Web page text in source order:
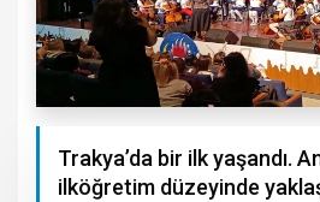
Trakya’da bir ilk yaşandı.
ilköğretim düzeyinde